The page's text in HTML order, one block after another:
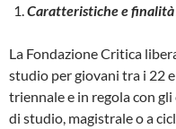
Caratteristiche e finalità
La Fondazione Critica
studio per giovani tra i 22
triennale e in regola con
di studio, magistrale o a